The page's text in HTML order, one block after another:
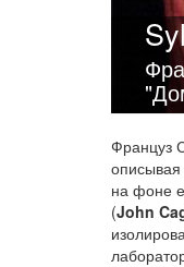
Француз
на фоне
(John